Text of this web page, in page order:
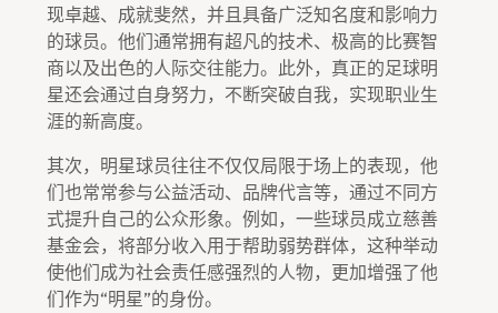
现卓越、成就斐然，并且具备广泛知名度和影响力
的球员。他们通常拥有超凡的技术、极高的比赛智
商以及出色的人际交往能力。此外，真正的足球明
星还会通过自身努力，不断突破自我，实现职业生
涯的新高度。
其次，明星球员往往不仅仅局限于场上的表现，他
们也常常参与公益活动、品牌代言等，通过不同方
式提升自己的公众形象。例如，一些球员成立慈善
基金会，将部分收入用于帮助弱势群体，这种举动
使他们成为社会责任感强烈的人物，更加增强了他
们作为“明星”的身份。